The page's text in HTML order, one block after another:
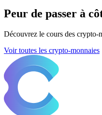
Peur de passer à
Découvrez le cours des crypto-
Voir toutes les crypto-monnaies